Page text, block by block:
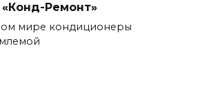
Ремонт»
мире кондиционеры